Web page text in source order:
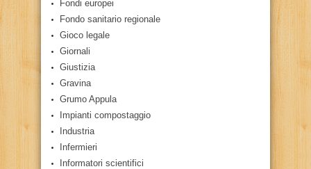
Fondi europei
Fondo sanitario regionale
Gioco legale
Giornali
Giustizia
Gravina
Grumo Appula
Impianti compostaggio
Industria
Infermieri
Informatori scientifici